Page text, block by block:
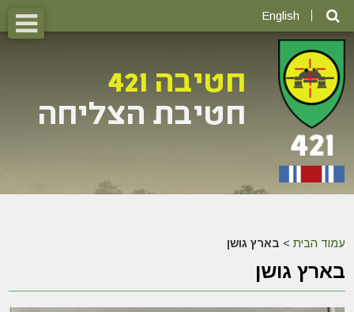
English
עמוד הבית > בארץ גושן
בארץ גושן